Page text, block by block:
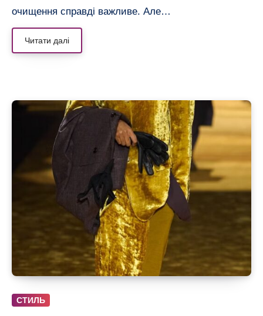
очищення справді важливе. Але…
Читати далі
СТИЛЬ